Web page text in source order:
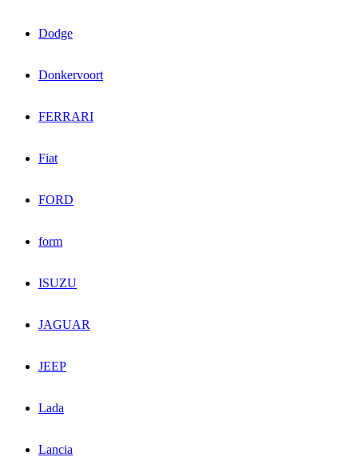
Dodge
Donkervoort
FERRARI
Fiat
FORD
form
ISUZU
JAGUAR
JEEP
Lada
Lancia